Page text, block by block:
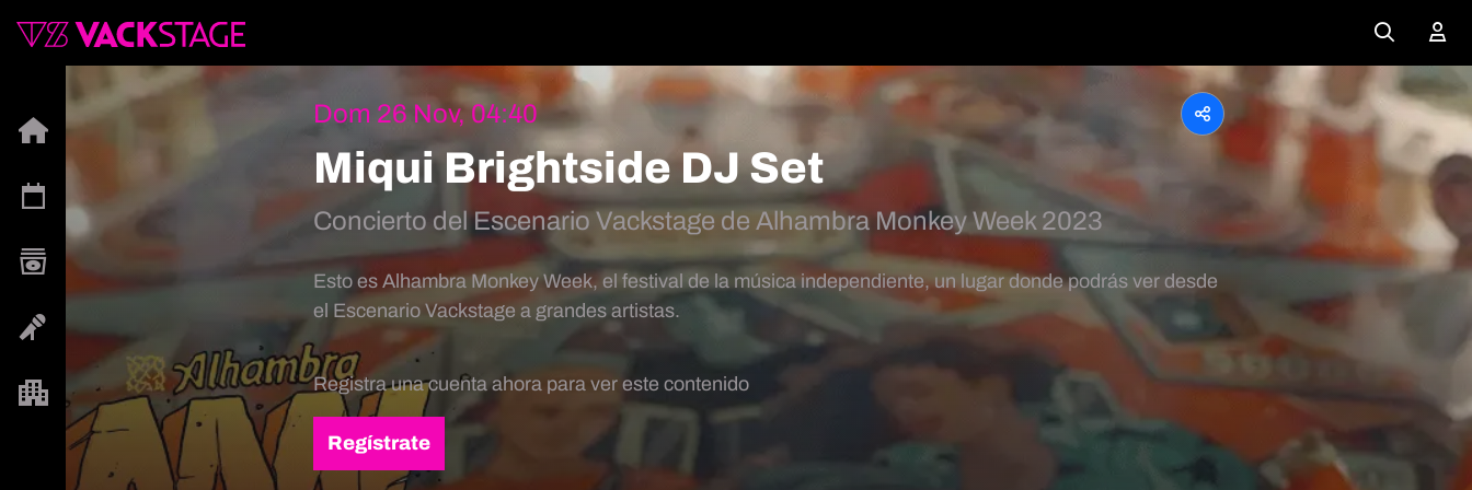
Dom 26 Nov, 04:40
Miqui Brightside DJ Set
Concierto del Escenario Vackstage de Alhambra Monkey Week 2023
Esto es Alhambra Monkey Week, el festival de la música independiente, un lugar donde podrás ver desde
el Escenario Vackstage a grandes artistas.
Registra una cuenta ahora para ver este contenido
Regístrate